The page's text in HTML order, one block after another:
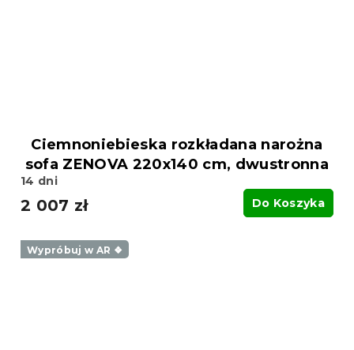
Ciemnoniebieska rozkładana narożna
sofa ZENOVA 220x140 cm, dwustronna
14 dni
2 007 zł Do Koszyka
Wypróbuj w AR ❖